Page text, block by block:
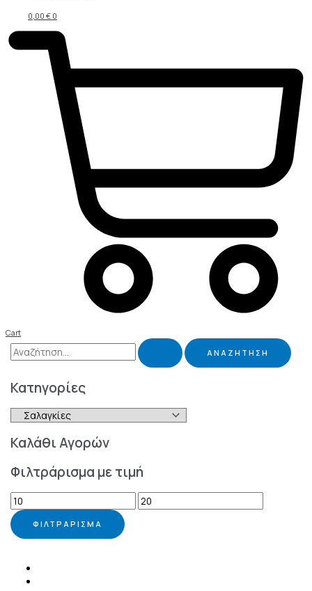
0,00 € 0
Cart
Κατηγορίες
Καλάθι Αγορών
Φιλτράρισμα με τιμή
ΦΙΛΤΡΆΡΙΣΜΑ